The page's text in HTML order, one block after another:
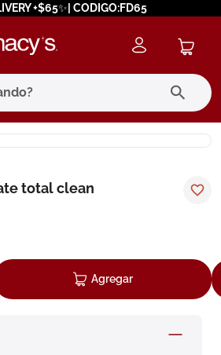
+$65✨| CODIGO:FD65
total clean
Agregar